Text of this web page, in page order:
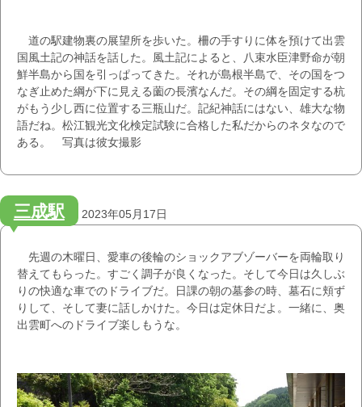
道の駅建物裏の展望所を歩いた。柵の手すりに体を預けて出雲
国風土記の神話を話した。風土記によると、八束水臣津野命が朝
鮮半島から国を引っぱってきた。それが島根半島で、その国をつ
なぎ止めた綱が下に見える薗の長濱なんだ。その綱を固定する杭
がもう少し西に位置する三瓶山だ。記紀神話にはない、雄大な物
語だね。松江観光文化検定試験に合格した私だからのネタなので
ある。 写真は彼女撮影
三成駅 2023年05月17日
先週の木曜日、愛車の後輪のショックアブゾーバーを両輪取り
替えてもらった。すごく調子が良くなった。そして今日は久しぶ
りの快適な車でのドライブだ。日課の朝の墓参の時、墓石に頬ず
りして、そして妻に話しかけた。今日は定休日だよ。一緒に、奥
出雲町へのドライブ楽しもうな。